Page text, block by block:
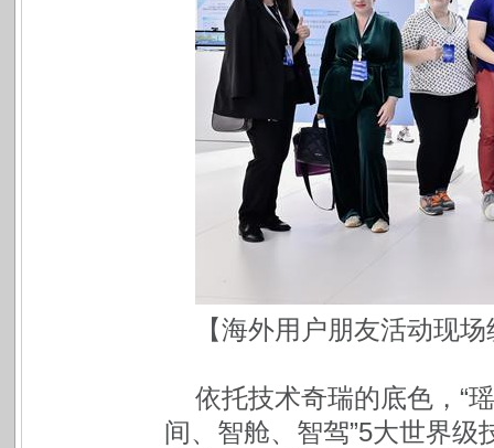
【海外用户朋友活动现
依托技术奇瑞的底色，“
间、智舱、智驾”5大世界